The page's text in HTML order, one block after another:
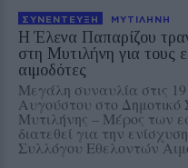
ΣΥΝΕΝΤΕΥΞΗ ΜΥΤΙΛΗΝΗ
Η Έλενα Παπαρίζου
στη Μυτιλήνη για τους
αιμοδότες
Μεγάλη συναυλία στις 19
Αυγούστου στο Δημοτικό
Μυτιλήνης – Μέρος των
διατεθεί για την
Συλλόγου Εθελοντών